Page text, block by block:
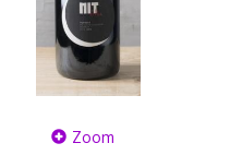
Zoom